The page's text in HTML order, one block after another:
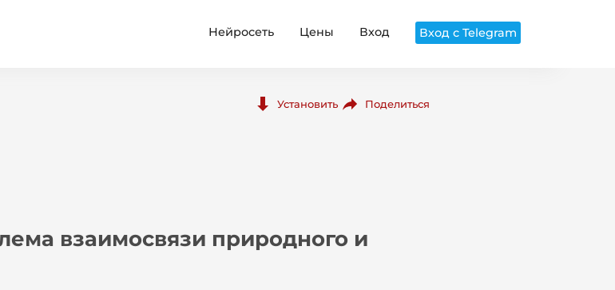
Нейросеть Цены Вход Вход с Telegram
Установить Поделиться
взаимосвязи природного и